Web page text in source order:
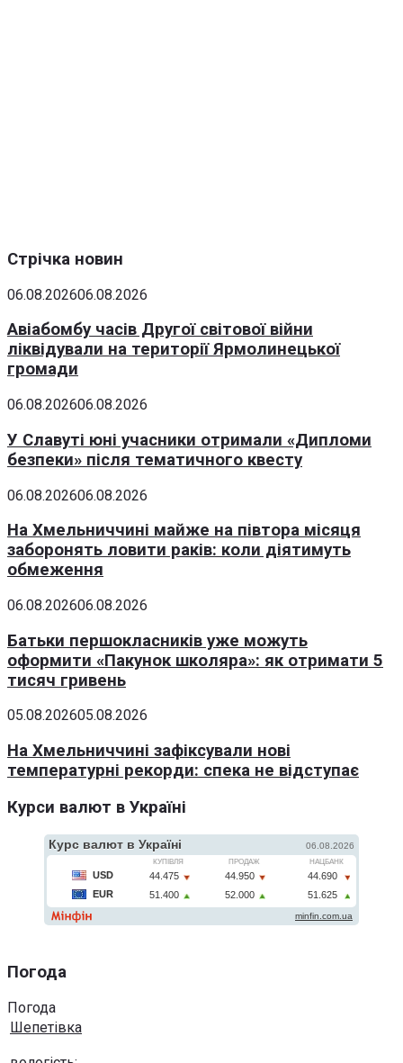
Стрічка новин
06.08.202606.08.2026
Авіабомбу часів Другої світової війни
ліквідували на території Ярмолинецької
громади
06.08.202606.08.2026
У Славуті юні учасники отримали «Дипломи
безпеки» після тематичного квесту
06.08.202606.08.2026
На Хмельниччині майже на півтора місяця
заборонять ловити раків: коли діятимуть
обмеження
06.08.202606.08.2026
Батьки першокласників уже можуть
оформити «Пакунок школяра»: як отримати 5
тисяч гривень
05.08.202605.08.2026
На Хмельниччині зафіксували нові
температурні рекорди: спека не відступає
Курси валют в Україні
Погода
Погода
Шепетівка